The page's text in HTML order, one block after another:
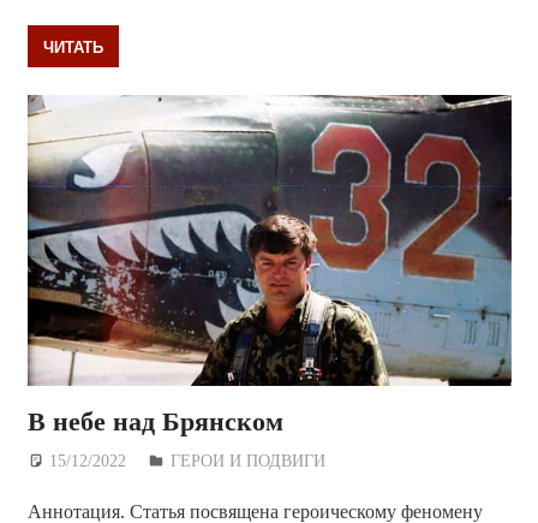
ЧИТАТЬ
В небе над Брянском
15/12/2022 Дежурный по Редакции
ГЕРОИ И ПОДВИГИ
Аннотация. Статья посвящена героическому феномену